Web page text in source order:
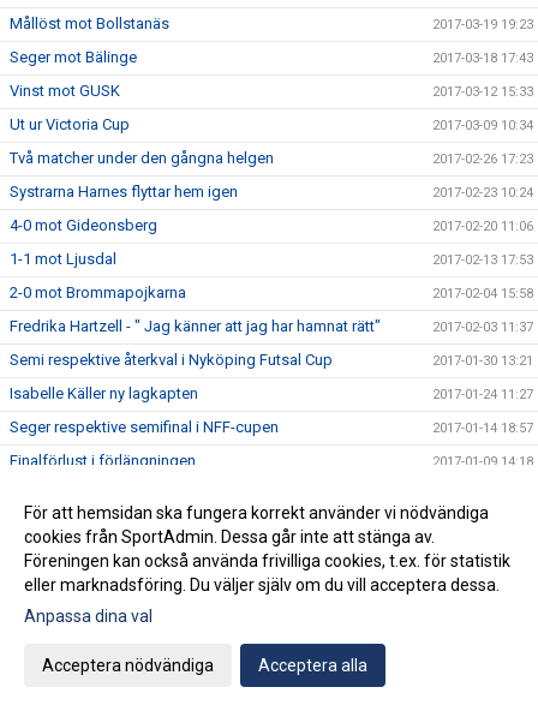
Mållöst mot Bollstanäs 2017-03-19 19:23
Seger mot Bälinge 2017-03-18 17:43
Vinst mot GUSK 2017-03-12 15:33
Ut ur Victoria Cup 2017-03-09 10:34
Två matcher under den gångna helgen 2017-02-26 17:23
Systrarna Harnes flyttar hem igen 2017-02-23 10:24
4-0 mot Gideonsberg 2017-02-20 11:06
1-1 mot Ljusdal 2017-02-13 17:53
2-0 mot Brommapojkarna 2017-02-04 15:58
Fredrika Hartzell - " Jag känner att jag har hamnat rätt" 2017-02-03 11:37
Semi respektive återkval i Nyköping Futsal Cup 2017-01-30 13:21
Isabelle Käller ny lagkapten 2017-01-24 11:27
Seger respektive semifinal i NFF-cupen 2017-01-14 18:57
Finalförlust i förlängningen 2017-01-09 14:18
Vidare till slutspelet i ST-cupen
Frida Lindbo lägger skorna på hyllan 2016-12-21 10:36
Josefine Gasslander trappar ner fotbollen 2016-12-20 11:27
Andraplats i Snöbollen
Cup-vinst i Norrköping
För att hemsidan ska fungera korrekt använder vi nödvändiga
cookies från SportAdmin. Dessa går inte att stänga av.
Föreningen kan också använda frivilliga cookies, t.ex. för statistik
eller marknadsföring. Du väljer själv om du vill acceptera dessa.
Anpassa dina val
Acceptera nödvändiga Acceptera alla